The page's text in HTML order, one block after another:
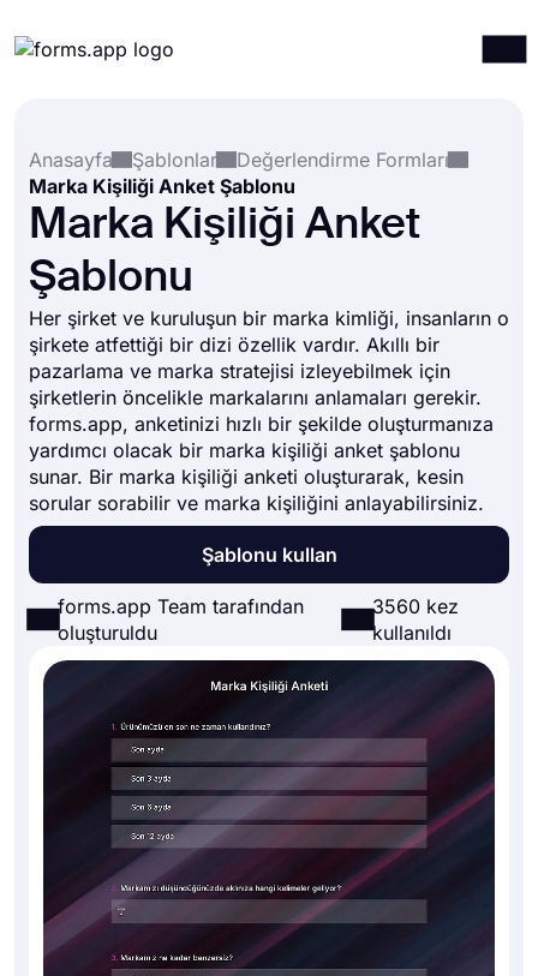
Entegrasyonlar
Şablonlar
Kaynaklar
Anasayfa
Şablonlar
Değerlendirme Formları
Marka Kişiliği Anket Şablonu
Marka Kişiliği Anket
Şablonu
Her şirket ve kuruluşun bir marka kimliği, insanların o
şirkete atfettiği bir dizi özellik vardır. Akıllı bir
pazarlama ve marka stratejisi izleyebilmek için
şirketlerin öncelikle markalarını anlamaları gerekir.
forms.app, anketinizi hızlı bir şekilde oluşturmanıza
yardımcı olacak bir marka kişiliği anket şablonu
sunar. Bir marka kişiliği anketi oluşturarak, kesin
sorular sorabilir ve marka kişiliğini anlayabilirsiniz.
Şablonu kullan
forms.app Team tarafından
oluşturuldu
3560 kez
kullanıldı